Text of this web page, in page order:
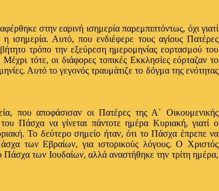
στην εαρινή ισημερία παρεμπιπτόντως, όχι γιατί
ισημερία. Αυτό, που ενδιέφερε τους αγίους Πατέρες
τρόπο την εξεύρεση ημερομηνίας εορτασμού του
τότε, οι διάφορες τοπικές Εκκλησίες εόρταζαν το
Αυτό το γεγονός τραυμάτιζε το δόγμα της ενότητας
που αποφάσισαν οι Πατέρες της Α΄ Οικουμενικής
Πάσχα να γίνεται πάντοτε ημέρα Κυριακή, γιατί ο
Το δεύτερο σημείο ήταν, ότι το Πάσχα έπρεπε να
των Εβραίων, για ιστορικούς λόγους. Ο Χριστός
των Ιουδαίων, αλλά αναστήθηκε την τρίτη ημέρα,